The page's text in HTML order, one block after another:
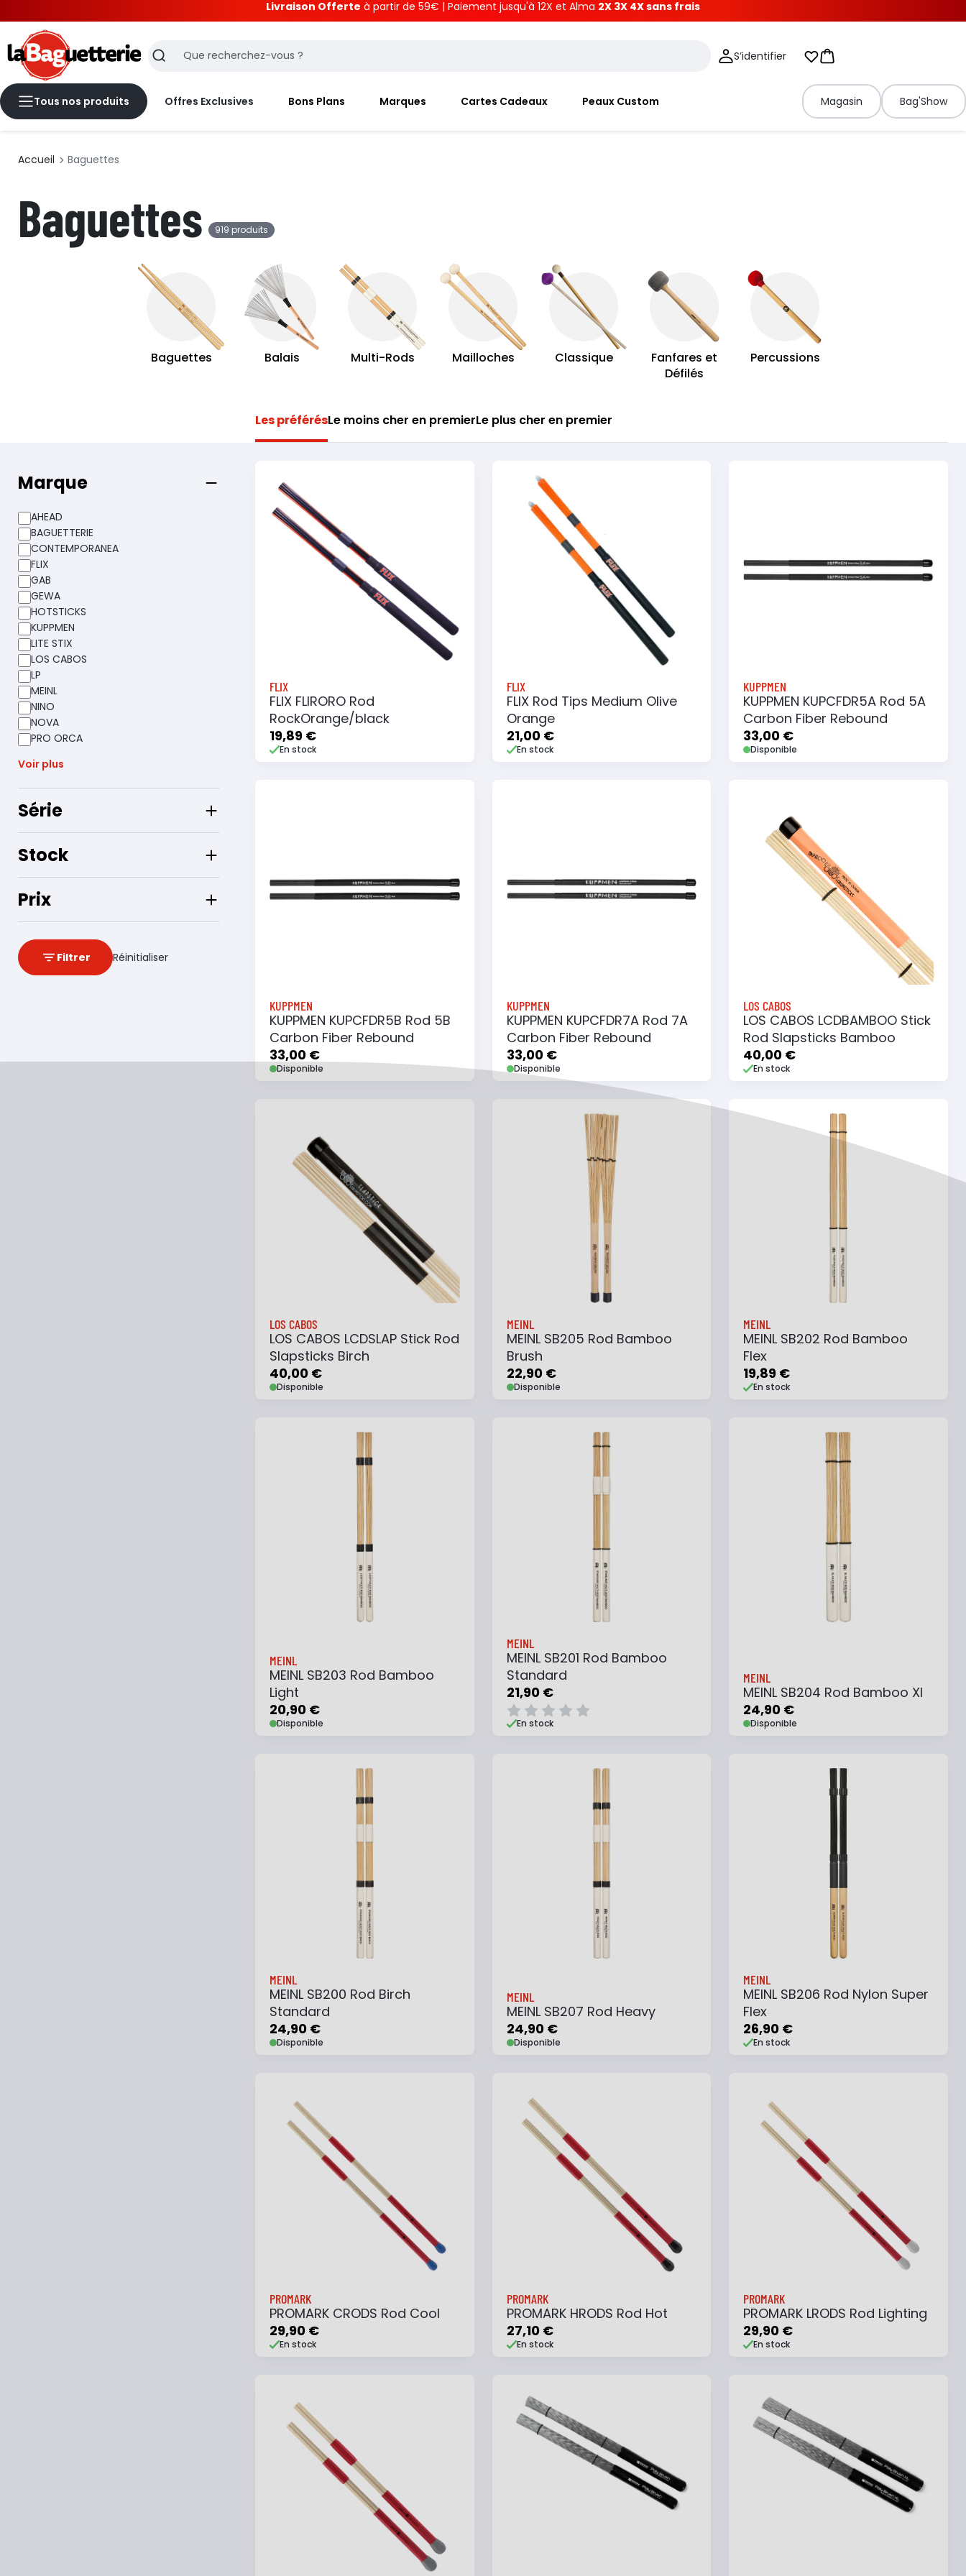
Livraison Offerte à partir de 59€ | Paiement jusqu'à 12X et Alma 2X 3X 4X sans frais
Recherche S’identifier Mes listes d'envies
Panier
Tous nos produits Offres Exclusives Bons Plans Marques Cartes Cadeaux Peaux Custom Magasin Bag'Show
Accueil Baguettes
Baguettes 919 produits
Baguettes Balais Multi-Rods Mailloches Classique
Fanfares et
Défilés
Percussions
Les préférésLe moins cher en premierLe plus cher en premier
Marque
AHEAD
BAGUETTERIE
CONTEMPORANEA
FLIX
GAB
GEWA
HOTSTICKS
KUPPMEN
LITE STIX
LOS CABOS
LP
MEINL
NINO
NOVA
PRO ORCA
Voir plus
Série
Stock
Prix
Filtrer Réinitialiser
FLIX
FLIX FLIRORO Rod
RockOrange/black
19,89 €
En stock
FLIX
FLIX Rod Tips Medium Olive
Orange
21,00 €
En stock
KUPPMEN
KUPPMEN KUPCFDR5A Rod 5A
Carbon Fiber Rebound
33,00 €
Disponible
Ajouter au panier
Ajouter à ma liste
KUPPMEN
KUPPMEN KUPCFDR5B Rod 5B
Carbon Fiber Rebound
33,00 €
Disponible
Ajouter au panier
Ajouter à ma liste
KUPPMEN
KUPPMEN KUPCFDR7A Rod 7A
Carbon Fiber Rebound
33,00 €
Disponible
Ajouter au panier
Ajouter à ma liste
LOS CABOS
LOS CABOS LCDBAMBOO Stick
Rod Slapsticks Bamboo
40,00 €
En stock
Ajouter à ma liste
LOS CABOS
LOS CABOS LCDSLAP Stick Rod
Slapsticks Birch
40,00 €
Disponible
Ajouter au panier
Ajouter à ma liste
MEINL
MEINL SB205 Rod Bamboo
Brush
22,90 €
Disponible
MEINL
MEINL SB202 Rod Bamboo
Flex
19,89 €
En stock
MEINL
MEINL SB203 Rod Bamboo
Light
20,90 €
Disponible
Ajouter au panier
Ajouter à ma liste
MEINL
MEINL SB201 Rod Bamboo
Standard
21,90 €
En stock
Ajouter au panier
Ajouter à ma liste
MEINL
MEINL SB204 Rod Bamboo Xl
24,90 €
Disponible
Ajouter au panierAjouter à ma liste
MEINL
MEINL SB200 Rod Birch
Standard
24,90 €
Disponible
Ajouter au panier
Ajouter à ma liste
MEINL
MEINL SB207 Rod Heavy
24,90 €
Disponible
Ajouter au panier
Ajouter à ma liste
MEINL
MEINL SB206 Rod Nylon Super
Flex
26,90 €
En stock
Ajouter au panier
Ajouter à ma liste
PROMARK
PROMARK CRODS Rod Cool
29,90 €
En stock
Ajouter au panier
Ajouter à ma liste
PROMARK
PROMARK HRODS Rod Hot
27,10 €
En stock
Ajouter au panier
Ajouter à ma liste
PROMARK
PROMARK LRODS Rod Lighting
29,90 €
En stock
Ajouter au panier
Ajouter à ma liste